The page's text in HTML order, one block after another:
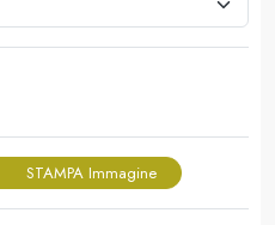
STAMPA Immagine